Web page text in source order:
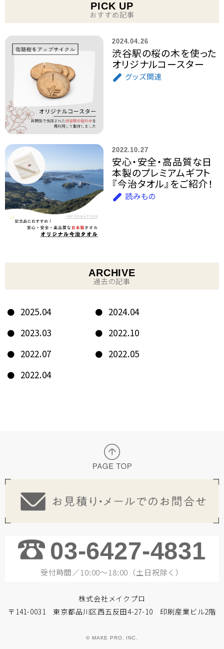
PICK UP
おすすめ記事
2024.04.26
渋谷駅の桜の木を使った
オリジナルコースター
グッズ関連
2022.10.27
安心・安全・高品質な日
本製のプレミアムギフト
『今治タオル』をご紹介！
読みもの
ARCHIVE
過去の記事
2025.04
2024.04
2023.03
2022.10
2022.07
2022.05
2022.04
03-6427-4831
受付時間／10:00～18:00（土日祝除く）
株式会社メイクプロ
〒141-0031 東京都品川区西五反田4-27-10 印刷産業ビル2階
© MAKE PRO. INC.